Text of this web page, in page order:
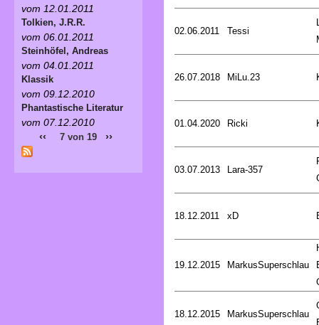
02.06.2011 Tessi
26.07.2018 MiLu.23
01.04.2020 Ricki
03.07.2013 Lara-357
18.12.2011 xD
19.12.2015 MarkusSuperschlau
18.12.2015 MarkusSuperschlau
vom 12.01.2011
Tolkien, J.R.R.
vom 06.01.2011
Steinhöfel, Andreas
vom 04.01.2011
Klassik
vom 09.12.2010
Phantastische Literatur
vom 07.12.2010
‹‹ 7 von 19 ››